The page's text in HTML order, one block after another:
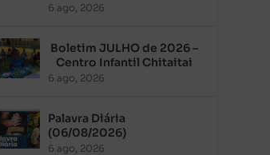
6 ago, 2026
Boletim JULHO de 2026 –
Centro Infantil Chitaitai
6 ago, 2026
Palavra Diária
(06/08/2026)
6 ago, 2026